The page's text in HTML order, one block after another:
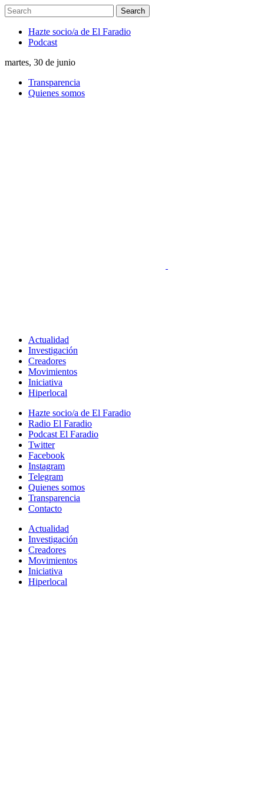
Hazte socio/a de El Faradio
Podcast
martes, 30 de junio
Transparencia
Quienes somos
Actualidad
Investigación
Creadores
Movimientos
Iniciativa
Hiperlocal
Hazte socio/a de El Faradio
Radio El Faradio
Podcast El Faradio
Twitter
Facebook
Instagram
Telegram
Quienes somos
Transparencia
Contacto
Actualidad
Investigación
Creadores
Movimientos
Iniciativa
Hiperlocal